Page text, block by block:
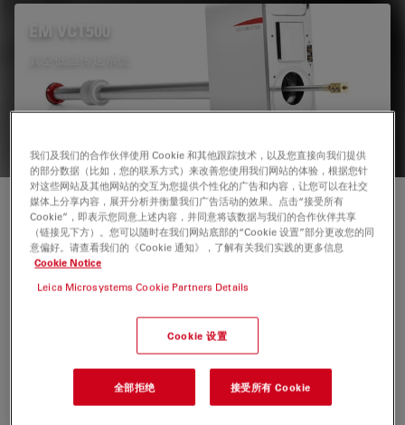
EM VCT500
SEM成像前所需的镀膜处理
导电性很差或不导电的材料样本（陶瓷、聚合物等）需要碳
镀膜或金属镀膜。低温样本经过冷冻断裂后进行金属镀膜处
在低温SEM下成像。
TEM成像前的镀膜处理
我们及我们的合作伙伴使用 Cookie 和其他跟踪技术，以及您直接向我们提供
的部分数据（比如，您的联系方式）来改善您使用我们网站的体验，根据您针
对这些网站及其他网站的交互为您提供个性化的广告和内容，让您可以在社交
媒体上分享内容，展开分析并衡量我们广告活动的效果。点击“接受所有
Cookie”，即表示您同意上述内容，并同意将该数据与我们的合作伙伴共享
（链接见下方）。您可以随时在我们网站底部的“Cookie 设置”部分更改您的同
意偏好。请查看我们的《Cookie 通知》，了解有关我们实践的更多信息
Cookie Notice
Leica Microsystems Cookie Partners Details
Cookie 设置
全部拒绝 接受所有 Cookie